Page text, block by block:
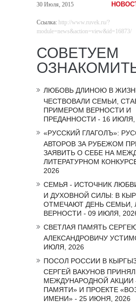
30 Июля, 2015
Ссылка: http://www.ruvek.ru/?
module=news&action=view&id=16873/
СОВЕТУЕМ
ЛЮБОВЬ ДЛИНОЮ В
ЧЕСТВОВАЛИ СЕМЬИ,
ПРИМЕРОМ ВЕРНОСТИ И
ПРЕДАННОСТИ - 16 ИЮЛЯ,
«РУССКИЙ ГЛАГОЛЪ»:
АВТОРОВ ЗА РУБЕЖОМ
ЗАЯВИТЬ О СЕБЕ НА
ЛИТЕРАТУРНОМ
2026
СЕМЬЯ - ИСТОЧНИК
И ДУХОВНОЙ СИЛЫ: В
ОТМЕЧАЮТ ДЕНЬ СЕМЬИ,
ВЕРНОСТИ - 09 ИЮЛЯ,
СВЕТЛАЯ ПАМЯТЬ
АЛЕКСАНДРОВИЧУ
ИЮЛЯ, 2026
ПОСОЛ РОССИИ В
СЕРГЕЙ ВАКУНОВ
МЕЖДУНАРОДНОЙ АКЦИИ
ПАМЯТИ» И ПРОЕКТЕ
ИМЕНИ» - 25 ИЮНЯ, 2026